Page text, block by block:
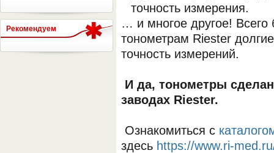
Рекомендуем
точность измерения.
… и многое другое!
тонометрам Riester
точность измерений.
И да, тонометры
заводах Riester.
Ознакомиться с
здесь https://www.ri-